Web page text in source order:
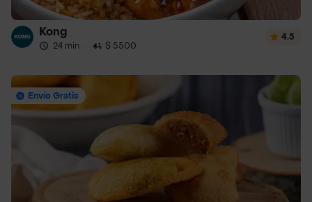
Kong
24 min · $ 5500
4.5
Envío Gratis